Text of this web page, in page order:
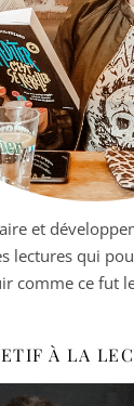
et
lectures qui
comme ce fut
À LA